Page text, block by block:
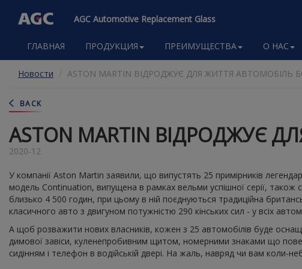
содержанию
AGC Automotive Replacement Glass
Main
navigation
ГЛАВНАЯ ПРОДУКЦИЯ ПРЕИМУЩЕСТВА O НАС
Новости ASTON MARTIN ВІДРОДЖУЄ ДЛЯ ЖИТТЯ АВТОМОБІЛЬ
BACK
ASTON MARTIN ВІДРОДЖУЄ
2020-12
У компанії Aston Martin заявили, що випустять 25 примірників
модель Continuation, випущена в рамках вельми успішної серії,
близько 4 500 годин, при цьому в ній поєднуються традиційна
класичного авто з двигуном потужністю 290 кінських сил - у всіх
А щоб розважити нових власників, кожен з 25 автомобілів буде
димової завіси, куленепробивним щитом, номерними знаками що
сидінням і телефон в водійській двері. На жаль, навряд чи вам коли-